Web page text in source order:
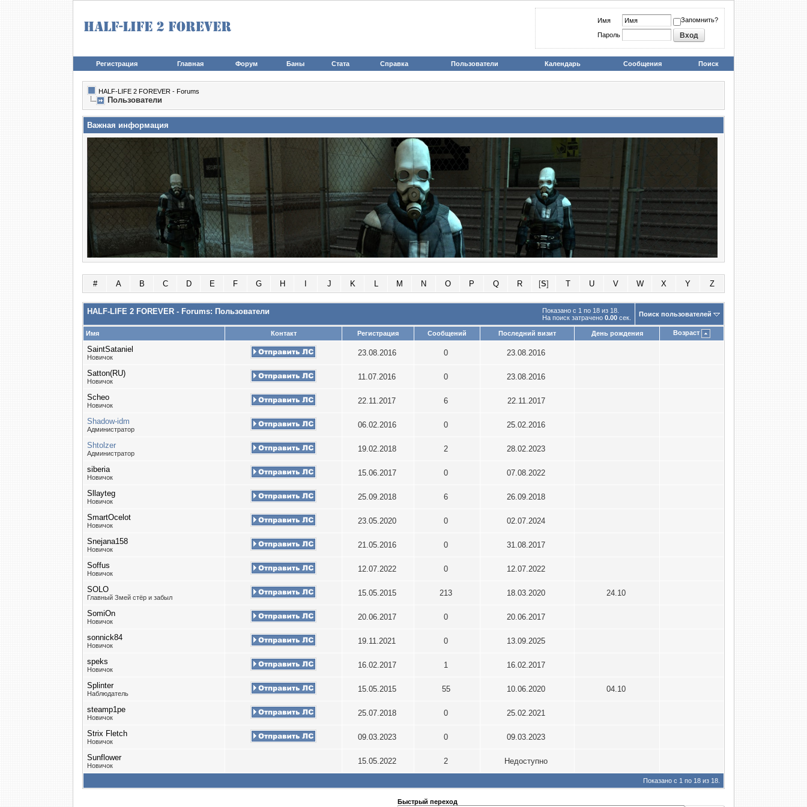
Имя Запомнить?
Пароль
Регистрация Главная Форум Баны Стата Справка Пользователи Календарь Сообщения Поиск
HALF-LIFE 2 FOREVER - Forums
Пользователи
Важная информация
# A B C D E F G H J K L M N O P Q R [S] T U V W X Y Z
Показано с 1 по 18 из 18.
На поиск затрачено 0.00 сек.
HALF-LIFE 2 FOREVER - Forums: Пользователи Поиск пользователей
Имя Контакт Регистрация Сообщений Последний визит День рождения Возраст
SaintSataniel
Новичок 23.08.2016 0 23.08.2016
Satton(RU)
Новичок 11.07.2016 0 23.08.2016
Scheo
Новичок 22.11.2017 6 22.11.2017
Shadow-idm
Администратор 06.02.2016 0 25.02.2016
Shtolzer
Администратор 19.02.2018 2 28.02.2023
siberia
Новичок 15.06.2017 0 07.08.2022
Sllayteg
Новичок 25.09.2018 6 26.09.2018
SmartOcelot
Новичок 23.05.2020 0 02.07.2024
Snejana158
Новичок 21.05.2016 0 31.08.2017
Soffus
Новичок 12.07.2022 0 12.07.2022
SOLO
Главный Змей стёр и забыл 15.05.2015 213 18.03.2020 24.10
SomiOn
Новичок 20.06.2017 0 20.06.2017
sonnick84
Новичок 19.11.2021 0 13.09.2025
speks
Новичок 16.02.2017 1 16.02.2017
Splinter
Наблюдатель 15.05.2015 55 10.06.2020 04.10
steamp1pe
Новичок 25.07.2018 0 25.02.2021
Strix Fletch
Новичок 09.03.2023 0 09.03.2023
Sunflower
Новичок 15.05.2022 2 Недоступно
Показано с 1 по 18 из 18.
Быстрый переход